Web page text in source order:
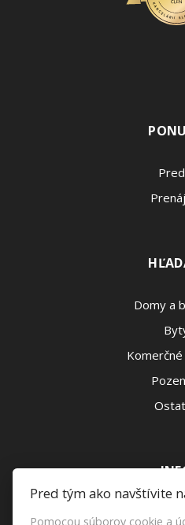
Domy a
Pred tým ako navštívite
Pomocou súborov cookie a